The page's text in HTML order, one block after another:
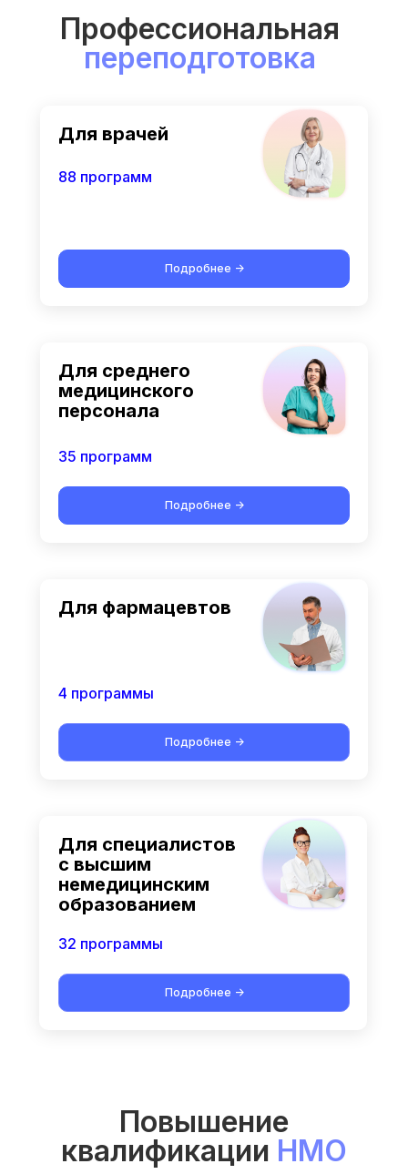
Профессиональная
переподготовка
Для среднего
медицинского
персонала
35 программ
Для врачей
Подробнее ->
88 программ
Подробнее ->
Для фармацевтов
Подробнее ->
Подробнее ->
Для специалистов
с высшим
немедицинским
образованием
4 программы
32 программы
Повышение
квалификации НМО